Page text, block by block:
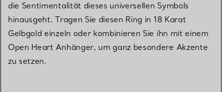
die Sentimentalität dieses universellen Symbols
hinausgeht. Tragen Sie diesen Ring in 18 Karat
Gelbgold einzeln oder kombinieren Sie ihn mit einem
Open Heart Anhänger, um ganz besondere Akzente
zu setzen.